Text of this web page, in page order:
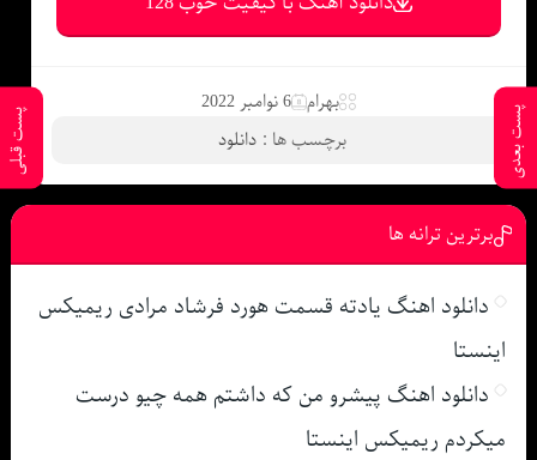
پست بعدی پست قبلی
بهرام 6 نوامبر 2022
برچسب ها : دانلود
برترین ترانه ها
دانلود اهنگ یادته قسمت هورد فرشاد مرادی ریمیکس
اینستا
دانلود اهنگ پیشرو من که داشتم همه چیو درست
میکردم ریمیکس اینستا